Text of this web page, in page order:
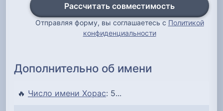
Рассчитать совместимость
Отправляя форму, вы соглашаетесь с Политикой
конфиденциальности
Дополнительно об имени
🔥 Число имени Хорас: 5...